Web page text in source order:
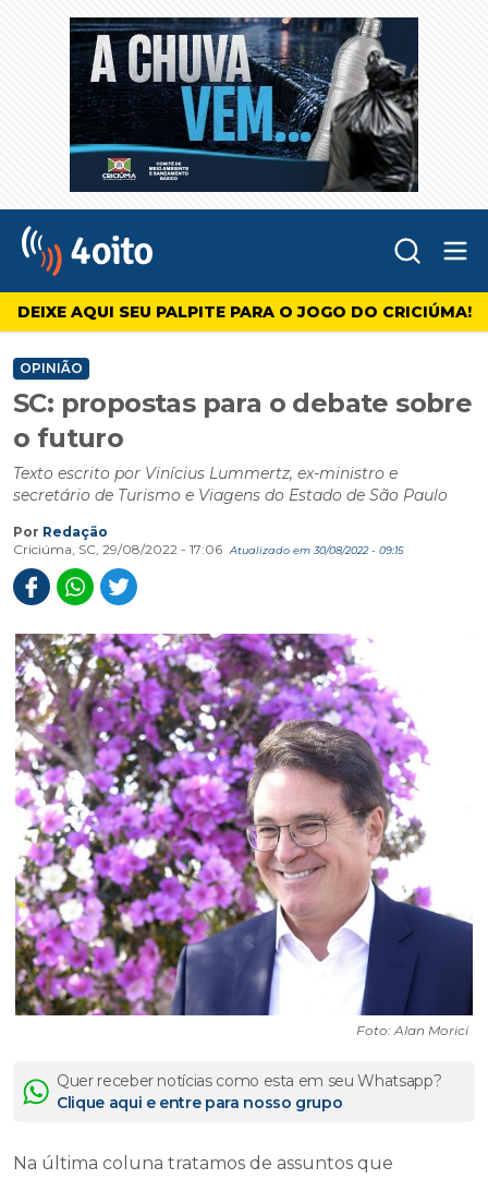
4oito
DEIXE AQUI SEU PALPITE PARA O JOGO DO CRICIÚMA!
OPINIÃO
SC: propostas para o debate sobre
o futuro
Texto escrito por Vinícius Lummertz, ex-ministro e
secretário de Turismo e Viagens do Estado de São Paulo
Por Redação
Criciúma, SC, 29/08/2022 - 17:06
Atualizado em 30/08/2022 - 09:15
Foto: Alan Morici
Quer receber notícias como esta em seu Whatsapp?
Clique aqui e entre para nosso grupo
Na última coluna tratamos de assuntos que